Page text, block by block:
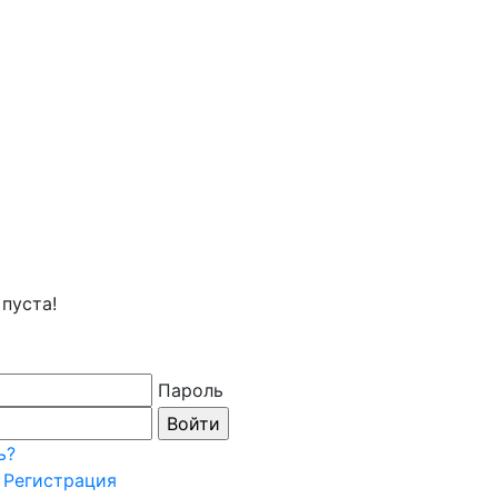
Пароль
Регистрация